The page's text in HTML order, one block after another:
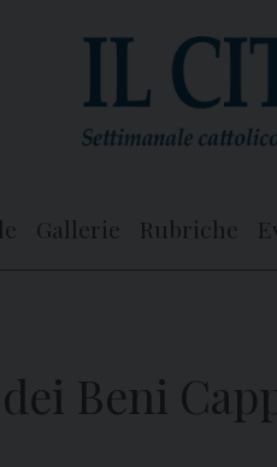
Gallerie Rubriche
Beni